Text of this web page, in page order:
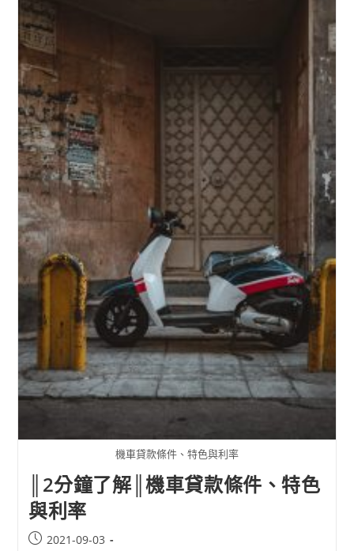
機車貸款條件、特色與利率
║2分鐘了解║機車貸款條件、特色
與利率
2021-09-03